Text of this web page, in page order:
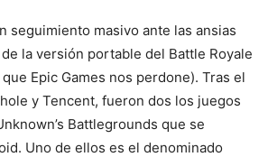
seguimiento masivo ante las ansias
la versión portable del Battle Royale
Epic Games nos perdone). Tras el
y Tencent, fueron dos los juegos
Battlegrounds que se
Uno de ellos es el denominado